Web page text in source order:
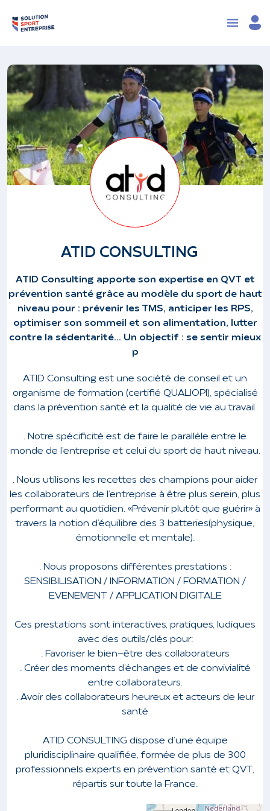
ATID CONSULTING
ATID Consulting apporte son expertise en QVT et
prévention santé grâce au modèle du sport de haut
niveau pour : prévenir les TMS, anticiper les RPS,
optimiser son sommeil et son alimentation, lutter
contre la sédentarité... Un objectif : se sentir mieux
p
ATID Consulting est une société de conseil et un
organisme de formation (certifié QUALIOPI), spécialisé
dans la prévention santé et la qualité de vie au travail.
. Notre spécificité est de faire le parallèle entre le
monde de l’entreprise et celui du sport de haut niveau.
. Nous utilisons les recettes des champions pour aider
les collaborateurs de l’entreprise à être plus serein, plus
performant au quotidien. « Prévenir plutôt que guérir » à
travers la notion d’équilibre des 3 batteries (physique,
émotionnelle et mentale).
. Nous proposons différentes prestations :
SENSIBILISATION / INFORMATION / FORMATION /
EVENEMENT / APPLICATION DIGITALE
Ces prestations sont interactives, pratiques, ludiques
avec des outils/clés pour :
. Favoriser le bien-être des collaborateurs
. Créer des moments d’échanges et de convivialité
entre collaborateurs.
. Avoir des collaborateurs heureux et acteurs de leur
santé
ATID CONSULTING dispose d’une équipe
pluridisciplinaire qualifiée, formée de plus de 300
professionnels experts en prévention santé et QVT,
répartis sur toute la France.